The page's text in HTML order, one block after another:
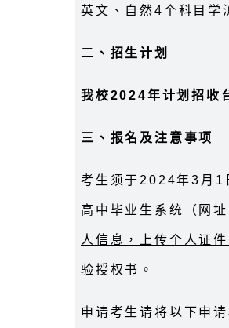
英文、自然4个科目学
二、招生计划
我校2024年计划招收
三、报名及注意事项
考生须于2024年3月1
高中毕业生系统（网
人信息，上传个人证
验授权书 。
申请考生请将以下申